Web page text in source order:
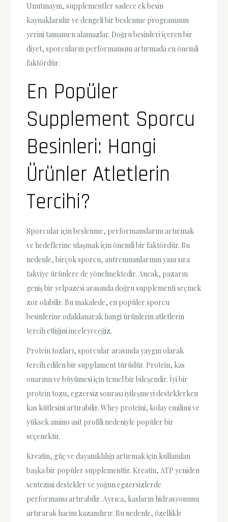
Unutmayın, supplementler sadece ek besin
kaynaklarıdır ve dengeli bir beslenme programının
yerini tamamen alamazlar. Doğru besinleri içeren bir
diyet, sporcuların performansını artırmada en önemli
faktördür.
En Popüler
Supplement Sporcu
Besinleri: Hangi
Ürünler Atletlerin
Tercihi?
Sporcular için beslenme, performanslarını artırmak
ve hedeflerine ulaşmak için önemli bir faktördür. Bu
nedenle, birçok sporcu, antrenmanlarının yanı sıra
takviye ürünlere de yönelmektedir. Ancak, pazarın
geniş bir yelpazesi arasında doğru supplementi seçmek
zor olabilir. Bu makalede, en popüler sporcu
besinlerine odaklanarak hangi ürünlerin atletlerin
tercih ettiğini inceleyeceğiz.
Protein tozları, sporcular arasında yaygın olarak
tercih edilen bir supplament türüdür. Protein, kas
onarımı ve büyümesi için temel bir bileşendir. İyi bir
protein tozu, egzersiz sonrası iyileşmeyi desteklerken
kas kütlesini artırabilir. Whey proteini, kolay emilimi ve
yüksek amino asit profili nedeniyle popüler bir
seçenektir.
Kreatin, güç ve dayanıklılığı artırmak için kullanılan
başka bir popüler supplementtir. Kreatin, ATP yeniden
sentezini destekler ve yoğun egzersizlerde
performansı artırabilir. Ayrıca, kasların hidrasyonunu
artırarak hacim kazandırır. Bu nedenle, özellikle